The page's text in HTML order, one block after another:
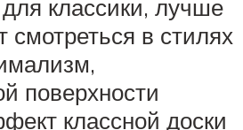
классики, лучше
смотреться в стилях
поверхности
классной доски